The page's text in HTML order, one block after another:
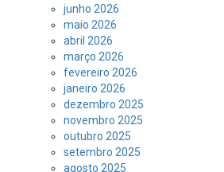
junho 2026
maio 2026
abril 2026
março 2026
fevereiro 2026
janeiro 2026
dezembro 2025
novembro 2025
outubro 2025
setembro 2025
agosto 2025